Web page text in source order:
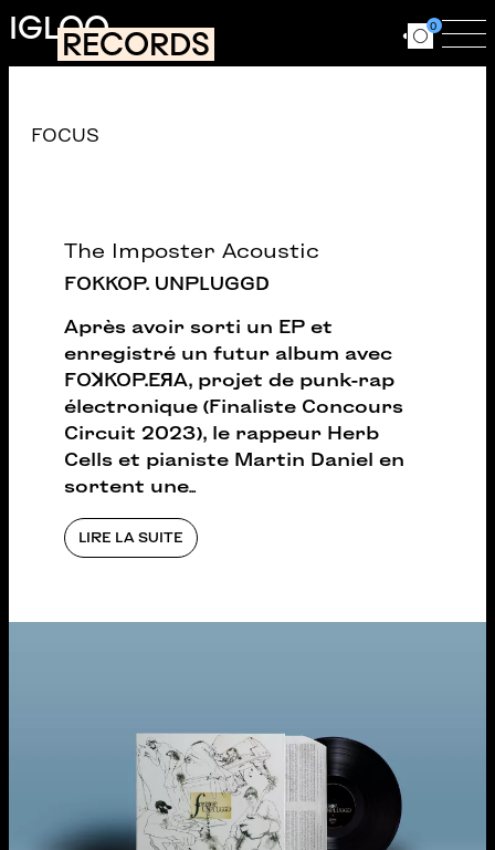
Aller au contenu principal
IGLOORECORDS Ouvrir le
0
FOCUS
The Imposter Acoustic
FOKKOP. UNPLUGGD
Après avoir sorti un EP et
enregistré un futur album avec
FOꓘKOP.EЯA, projet de punk-rap
électronique (Finaliste Concours
Circuit 2023), le rappeur Herb
Cells et pianiste Martin Daniel en
sortent une...
LIRE LA SUITE